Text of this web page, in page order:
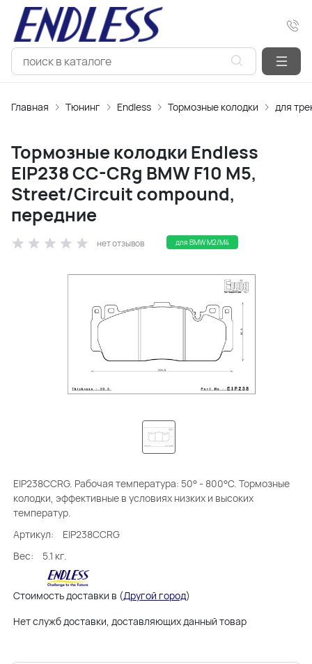
Главная Тюнинг Endless Тормозные колодки для
Тормозные колодки Endless
EIP238 CC-CRg BMW F10 M5,
Street/Circuit compound,
передние
нет отзывов для BMW M2/M4
EIP238CCRG. Рабочая температура: 50° - 800°C. Тормозные
колодки, эффективные в условиях низких и высоких
температур.
Артикул:
EIP238CCRG
Вес:
5.1 кг.
Стоимость доставки в (Другой город)
Нет служб доставки, доставляющих данный товар